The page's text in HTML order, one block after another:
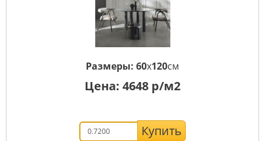
Размеры: 60x120см
Цена: 4648 р/м2
Купить